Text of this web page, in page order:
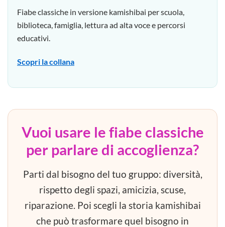
Fiabe classiche in versione kamishibai per scuola,
biblioteca, famiglia, lettura ad alta voce e percorsi
educativi.
Scopri la collana
Vuoi usare le fiabe classiche
per parlare di accoglienza?
Parti dal bisogno del tuo gruppo: diversità,
rispetto degli spazi, amicizia, scuse,
riparazione. Poi scegli la storia kamishibai
che può trasformare quel bisogno in